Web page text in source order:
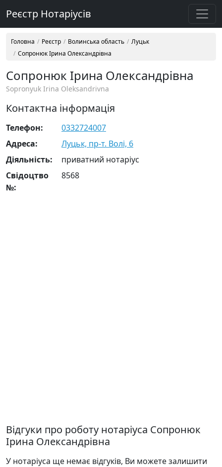
Реєстр Нотаріусів
Головна Реєстр Волинська область
Луцьк
Сопронюк Ірина Олександрівна
Сопронюк Ірина Олександрівна
Sopronyuk Irina Oleksandrivna
Контактна інформація
Телефон:
0332724007
Адреса:
Луцьк, пр-т. Волі, 6
Діяльність:
приватний нотаріус
Свідоцтво
№:
8568
Відгуки про роботу нотаріуса Сопронюк
Ірина Олександрівна
У нотаріуса ще немає відгуків, Ви можете залишити